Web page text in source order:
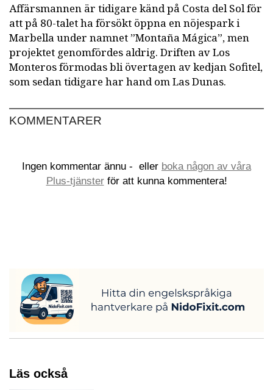
Affärsmannen är tidigare känd på Costa del Sol för
att på 80-talet ha försökt öppna en nöjespark i
Marbella under namnet ”Montaña Mágica”, men
projektet genomfördes aldrig. Driften av Los
Monteros förmodas bli övertagen av kedjan Sofitel,
som sedan tidigare har hand om Las Dunas.
KOMMENTARER
Ingen kommentar ännu - eller boka någon av våra
Plus-tjänsterför att kunna kommentera!